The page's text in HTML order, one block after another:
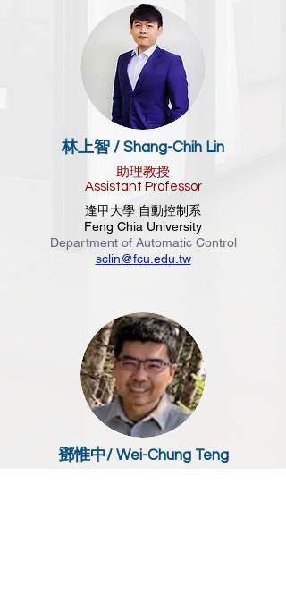
林上智 / Shang-Chih Lin
助理教授
Assistant Professor
逢甲大學 自動控制系
Feng Chia University
Department of Automatic Control
sclin@fcu.edu.tw
鄧惟中/ Wei-Chung Teng